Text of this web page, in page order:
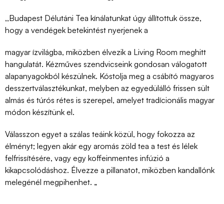
,,Budapest Délutáni Tea kínálatunkat úgy állítottuk össze,
hogy a vendégek betekintést nyerjenek a
magyar ízvilágba, miközben élvezik a Living Room meghitt
hangulatát. Kézműves szendvicseink gondosan válogatott
alapanyagokból készülnek. Kóstolja meg a csábító magyaros
desszertválasztékunkat, melyben az egyedülálló frissen sült
almás és túrós rétes is szerepel, amelyet tradícionális magyar
módon készítünk el.
Válasszon egyet a szálas teáink közül, hogy fokozza az
élményt; legyen akár egy aromás zöld tea a test és lélek
felfrissítésére, vagy egy koffeinmentes infúzió a
kikapcsolódáshoz. Élvezze a pillanatot, miközben kandallónk
melegénél megpihenhet. „